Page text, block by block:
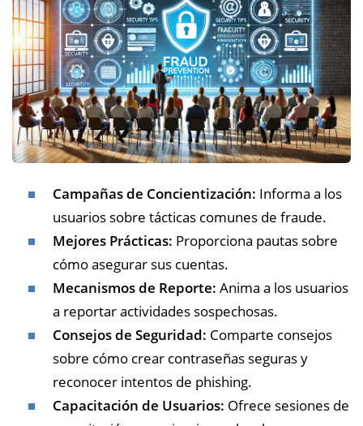
Campañas de Concientización: Informa a los
usuarios sobre tácticas comunes de fraude.
Mejores Prácticas: Proporciona pautas sobre
cómo asegurar sus cuentas.
Mecanismos de Reporte: Anima a los usuarios
a reportar actividades sospechosas.
Consejos de Seguridad: Comparte consejos
sobre cómo crear contraseñas seguras y
reconocer intentos de phishing.
Capacitación de Usuarios: Ofrece sesiones de